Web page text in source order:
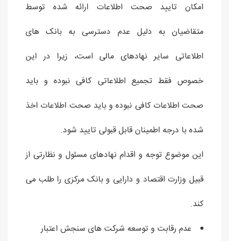
امکان تایید صحت اطلاعات ارائه شده توسط
متقاضیان به دلیل عدم دسترسی به بانک های
اطلاعاتی سایر نهادهای مالی است، زیرا در این
خصوص فقط تجمیع اطلاعاتی کافی نبوده و باید
صحت اطلاعات کافی نبوده و باید صحت اطلاعات اخذ
شده با درجه اطمینان قابل قبولی تایید شود.
این موضوع توجه و اقدام نهادهای مسئول و نظارتی از
قبیل وزارت اقتصاد و دارایی و بانک مرکزی را طلب می
کند.
عدم رقابت و توسعه شرکت های سنجش اعتبار